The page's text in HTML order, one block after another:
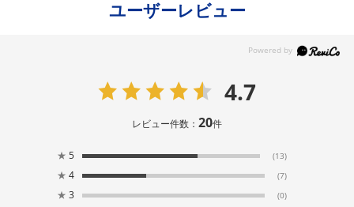
ユーザーレビュー
4.7
レビュー件数： 20件
★ 5 (13)
★ 4 (7)
★ 3 (0)